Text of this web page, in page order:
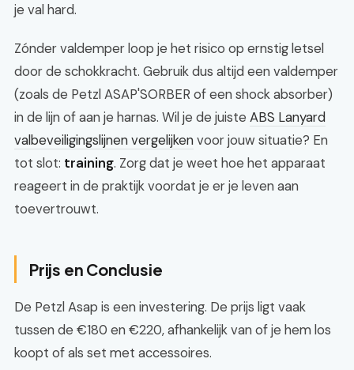
je val hard.
Zónder valdemper loop je het risico op ernstig letsel
door de schokkracht. Gebruik dus altijd een valdemper
(zoals de Petzl ASAP'SORBER of een shock absorber)
in de lijn of aan je harnas. Wil je de juiste ABS Lanyard
valbeveiligingslijnen vergelijkenvoor jouw situatie? En
tot slot: training. Zorg dat je weet hoe het apparaat
reageert in de praktijk voordat je er je leven aan
toevertrouwt.
Prijs en Conclusie
De Petzl Asap is een investering. De prijs ligt vaak
tussen de €180 en €220, afhankelijk van of je hem los
koopt of als set met accessoires.